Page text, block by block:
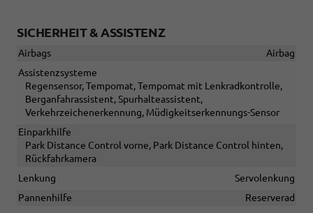
SICHERHEIT & ASSISTENZ
Airbags
Airbag
Assistenzsysteme
Regensensor, Tempomat, Tempomat mit Lenkradkontrolle,
Berganfahrassistent, Spurhalteassistent,
Verkehrzeichenerkennung, Müdigkeitserkennungs-Sensor
Einparkhilfe
Park Distance Control vorne, Park Distance Control hinten,
Rückfahrkamera
Lenkung
Servolenkung
Pannenhilfe
Reserverad